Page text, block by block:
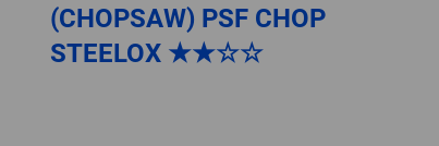
(CHOPSAW) PSF CHOP
STEELOX ★★☆☆